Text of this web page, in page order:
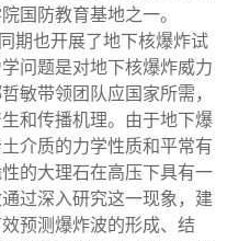
国防教育基地之一。
期也开展了地下核爆炸试
问题是对地下核爆炸威力
敏带领团队应国家所需，
和传播机理。由于地下爆
介质的力学性质和平常有
的大理石在高压下具有一
过深入研究这一现象，建
预测爆炸波的形成、结